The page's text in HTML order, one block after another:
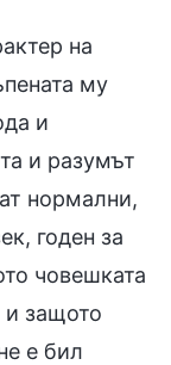
на
му
и
и разумът
нормални,
годен за
човешката
и защото
е бил